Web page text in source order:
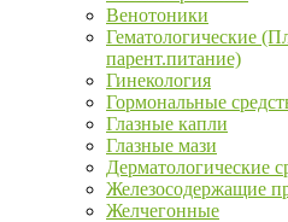
Венотоники
Гематологические
парент.питание)
Гинекология
Гормональные
Глазные капли
Глазные мази
Дерматологические
Железосодержащие
Желчегонные